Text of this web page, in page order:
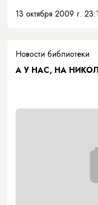
13 октября 2009 г.
Новости библиотеки
А У НАС, НА